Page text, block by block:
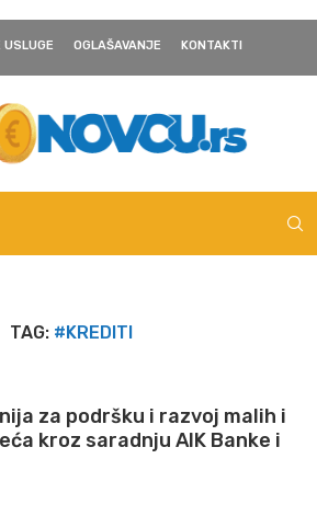
USLUGE OGLAŠAVANJE KONTAKTI
TAG: #KREDITI
za podršku i razvoj malih i
kroz saradnju AIK Banke i